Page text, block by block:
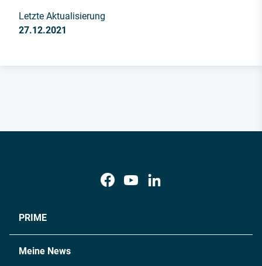
Letzte Aktualisierung
27.12.2021
PRIME
Meine News